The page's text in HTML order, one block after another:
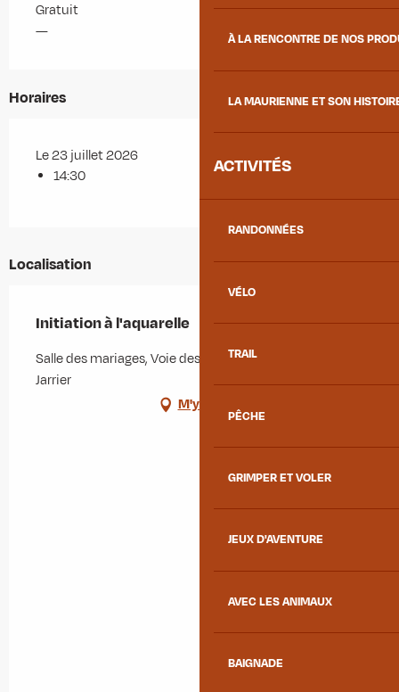
À LA RENCONTRE DE NOS
LA MAURIENNE ET SON
ACTIVITÉS
RANDONNÉES
VÉLO
TRAIL
PÊCHE
GRIMPER ET VOLER
JEUX D'AVENTURE
AVEC LES ANIMAUX
BAIGNADE
Gratuit
—
Horaires
Le 23 juillet 2026
14:30
Localisation
Initiation à l'aquarelle
Salle des mariages, Voie des Chasseurs alpins, 73300
Jarrier
M'y rendre